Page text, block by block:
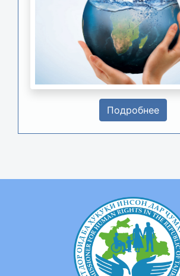
Подробнее